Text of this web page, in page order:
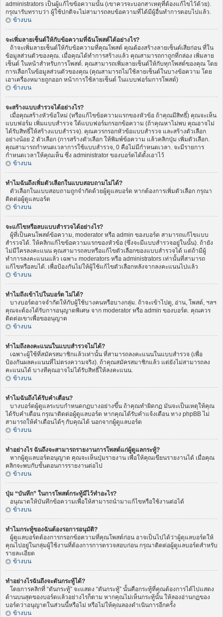
administrators เป็นผู้แก้ไขข้อความนั้น (เขาควรจะบอกสาเหตุที่ต้องแก้ไขไว้ด้วย).
กรุณารับทราบว่า ผู้ใช้ปกติจะไม่สามารถลบข้อความที่ได้มีผู้อื่นทำการตอบไปแล้ว.
ข้างบน
จะเพิ่มลายเซ็นต์ให้กับข้อความที่ฉันโพสต์ได้อย่างไร?
ถ้าจะเพิ่มลายเซ็นต์ให้กับข้อความที่คุณโพสต์ คุณต้องสร้างลายเซ็นต์เสียก่อน ที่ใน
ข้อมูลส่วนตัวของคุณ. เมื่อคุณได้ทำการสร้างแล้ว คุณสามารถกาถูกที่กล่อง เพิ่มลาย
เซ็นต์ ในหน้าสำหรับการโพสต์. คุณสามารถเพิ่มลายเซ็นต์ให้กับทุกโพสต์ของคุณ โดย
การเลือกในข้อมูลส่วนตัวของคุณ (คุณสามารถไม่ใช้ลายเซ็นต์ในบางข้อความ โดย
เอาเครื่องหมายถูกออก หน้าการใช้ลายเซ็นต์ ในแบบฟอร์มการโพสต์)
ข้างบน
จะสร้างแบบสำรวจได้อย่างไร?
เมื่อคุณสร้างหัวข้อใหม่ (หรือแก้ไขข้อความแรกของหัวข้อ ถ้าคุณมีสิทธิ์) คุณจะเห็น
แบบฟอร์ม เพิ่มแบบสำรวจ ใต้แบบฟอร์มกรอกข้อความ (ถ้าคุณหาไม่พบ คุณอาจไม่
ได้รับสิทธิ์ให้สร้างแบบสำรวจ). คุณควรกรอกหัวข้อแบบสำรวจ และสร้างตัวเลือก
อย่างน้อย 2 ตัวเลือก (การสร้างตัวเลือก ให้พิมพ์ข้อความ แล้วคลิกปุ่ม เพิ่มตัวเลือก.
คุณสามารถกำหนดเวลาการใช้แบบสำรวจ, 0 คือไม่มีกำหนดเวลา. จะมีรายการ
กำหนดเวลาให้คุณเห็น ซึ่ง administrator ของบอร์ดได้ตั้งเอาไว้
ข้างบน
ทำไมฉันถึงเพิ่มตัวเลือกในแบบสอบถามไม่ได้?
ตัวเลือกในแบบสอบถามถูกจำกัดด้วยผู้ดูแลบอร์ด หากต้องการเพิ่มตัวเลือก กรุณา
ติดต่อผู้ดูแลบอร์ด
ข้างบน
จะแก้ไขหรือลบแบบสำรวจได้อย่างไร?
ผู้ที่เป็นคนโพสต์ข้อความ, moderator หรือ admin ของบอร์ด สามารถแก้ไขแบบ
สำรวจได้. ให้คลิกแก้ไขข้อความแรกของหัวข้อ (ซึ่งจะมีแบบสำรวจอยู่ในนั้น). ถ้ายัง
ไม่มีใครลงคะแนน คุณสามารถลบหรือแก้ไขตัวเลือกของแบบสำรวจได้ แต่ถ้ามีผู้
ทำการลงคะแนนแล้ว เฉพาะ moderators หรือ administrators เท่านั้นที่สามารถ
แก้ไขหรือลบได้. เพื่อป้องกันไม่ให้ผู้ใช้แก้ไขตัวเลือกหลังจากลงคะแนนไปแล้ว
ข้างบน
ทำไมถึงเข้าไปในบอร์ด ไม่ได้?
บางบอร์ดอาจจำกัดให้กับผู้ใช้บางคนหรือบางกลุ่ม. ถ้าจะเข้าไปดู, อ่าน, โพสต์, ฯลฯ
คุณจะต้องได้รับการอนุญาตพิเศษ จาก moderator หรือ admin ของบอร์ด. คุณควร
ติดต่อเขาเพื่อขออนุญาต
ข้างบน
ทำไมถึงลงคะแนนในแบบสำรวจไม่ได้?
เฉพาะผู้ใช้ที่สมัครสมาชิกแล้วเท่านั้น ที่สามารถลงคะแนนในแบบสำรวจ (เพื่อ
ป้องกันผลคะแนนที่ไม่ตรงความจริง). ถ้าคุณสมัครสมาชิกแล้ว แต่ยังไม่สามารถลง
คะแนนได้ บางทีคุณอาจไม่ได้รับสิทธิ์ให้ลงคะแนน.
ข้างบน
ทำไมฉันถึงได้รับคำเตือน?
บางบอร์ดผู้ดูแลระบบกำหนดกฏบางอย่างขึ้น ถ้าคุณทำผิดกฏ มันจะเป็นเหตุให้คุณ
ได้รับคำเตือน กรุณาติดต่อผู้ดูแลบอร์ด หากคุณได้รับคำแจ้งเตือน ทาง phpBB ไม่
สามารถให้คำเตือนได้ๆ กับคุณได้ นอกจากผู้ดูแลบอร์ด
ข้างบน
ทำอย่างไร ฉันถึงจะสามารถรายงานการโพสต์แก่ผู้ดูแลกระทู้?
หากผู้ดูแลบอร์ดอนุญาต คุณจะเห็นปุ่มรายงาน เพื่อให้คุณเขียนรายงานได้ เมื่อคุณ
คลิกจะพบกับขั้นตอนการรายงานต่อไป
ข้างบน
ปุ่ม “บันทึก” ในการโพสต์กระทู้มีไว้ทำอะไร?
อนุณาตให้บันทึกข้อความเพื่อให้สามารถนำมาแก้ไขหรือใช้งานต่อได้
ข้างบน
ทำไมกระทู้ของฉันต้องรอการอนุมัติ?
ผู้ดูแลบอร์ดต้องการกรอกข้อความที่คุณโพสต์ก่อน อาจเป็นไปได้ว่าผู้ดุแลบอร์ดให้
คุณไปอยู่ในกลุ่มผู้ใช้งานที่ต้องการการตรวจสอบก่อน กรุณาติดต่อผู้ดูแลบอร์ดสำหรับ
รายละเอียด
ข้างบน
ทำอย่างไรฉันถึงจะดันกระทู้ได้?
โดยการคลิกที่ “ดันกระทู้” จะแสดง “ดันกระทู้” นั้นคือกระทู้ที่คุณต้องการได้ไปแสดง
ด้านบนสุดของบอร์ดแล้วอย่างไรก็ตาม หากคุณไม่เห็นกระทู้นั้น ให้ลองอ่านกฏของ
บอร์ดว่าอนุญาตในส่วนนี้หรือไม่ หรือไม่ให้คุณลองดำเนินการอีกครั้ง
ข้างบน